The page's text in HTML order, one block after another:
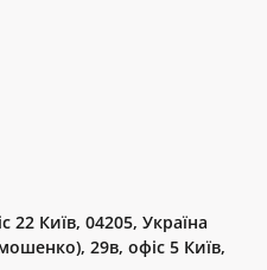
Київ, 04205, Україна
29в, офіс 5 Київ,